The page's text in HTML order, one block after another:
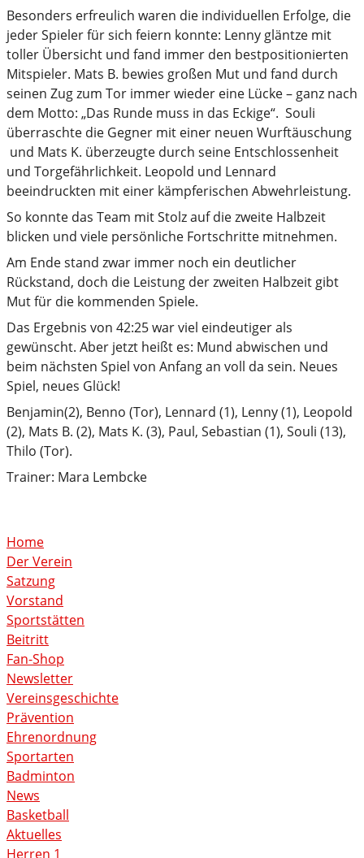
Besonders erfreulich waren die individuellen Erfolge, die
jeder Spieler für sich feiern konnte: Lenny gläntze mit
toller Übersicht und fand immer den bestpositionierten
Mitspieler. Mats B. bewies großen Mut und fand durch
seinen Zug zum Tor immer wieder eine Lücke – ganz nach
dem Motto: „Das Runde muss in das Eckige“. Souli
überraschte die Gegner mit einer neuen Wurftäuschung
und Mats K. überzeugte durch seine Entschlossenheit
und Torgefährlichkeit. Leopold und Lennard
beeindruckten mit einer kämpferischen Abwehrleistung.
So konnte das Team mit Stolz auf die zweite Halbzeit
blicken und viele persönliche Fortschritte mitnehmen.
Am Ende stand zwar immer noch ein deutlicher
Rückstand, doch die Leistung der zweiten Halbzeit gibt
Mut für die kommenden Spiele.
Das Ergebnis von 42:25 war viel eindeutiger als
gewünscht. Aber jetzt heißt es: Mund abwischen und
beim nächsten Spiel von Anfang an voll da sein. Neues
Spiel, neues Glück!
Benjamin(2), Benno (Tor), Lennard (1), Lenny (1), Leopold
(2), Mats B. (2), Mats K. (3), Paul, Sebastian (1), Souli (13),
Thilo (Tor).
Trainer: Mara Lembcke
Home
Der Verein
Satzung
Vorstand
Sportstätten
Beitritt
Fan-Shop
Newsletter
Vereinsgeschichte
Prävention
Ehrenordnung
Sportarten
Badminton
News
Basketball
Aktuelles
Herren 1